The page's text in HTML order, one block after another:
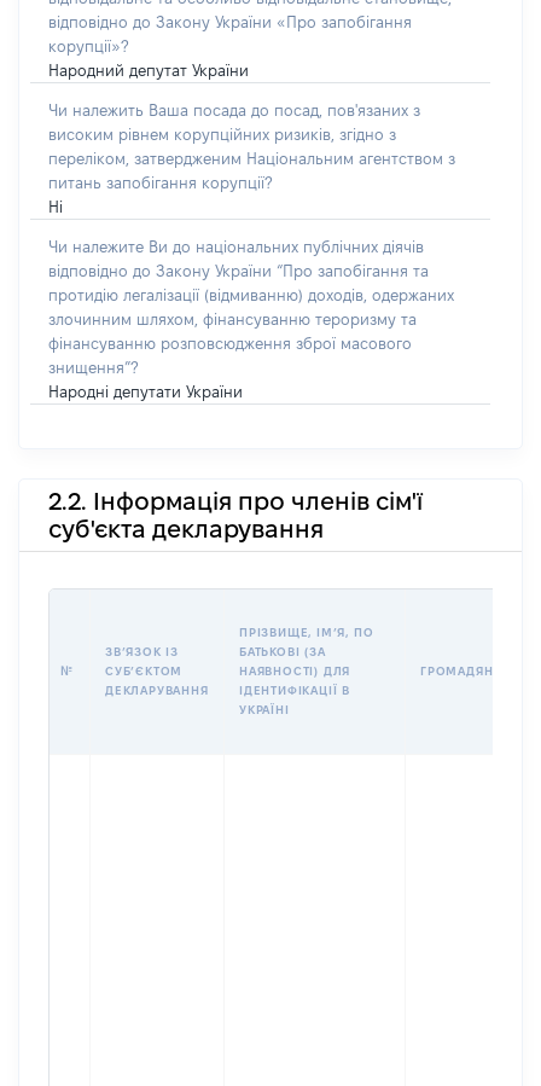
відповідно до Закону України «Про запобігання
корупції»?
Народний депутат України
Чи належить Ваша посада до посад, пов'язаних з
високим рівнем корупційних ризиків, згідно з
переліком, затвердженим Національним агентством з
питань запобігання корупції?
Ні
Чи належите Ви до національних публічних діячів
відповідно до Закону України “Про запобігання та
протидію легалізації (відмиванню) доходів, одержаних
злочинним шляхом, фінансуванню тероризму та
фінансуванню розповсюдження зброї масового
знищення”?
Народні депутати України
2.2. Інформація про членів сім'ї
суб'єкта декларування
№
ЗВʼЯЗОК ІЗ
СУБʼЄКТОМ
ДЕКЛАРУВАННЯ
ПРІЗВИЩЕ, ІМʼЯ, ПО
БАТЬКОВІ (ЗА
НАЯВНОСТІ) ДЛЯ
ІДЕНТИФІКАЦІЇ В
УКРАЇНІ
ГРОМАДЯНСТВО